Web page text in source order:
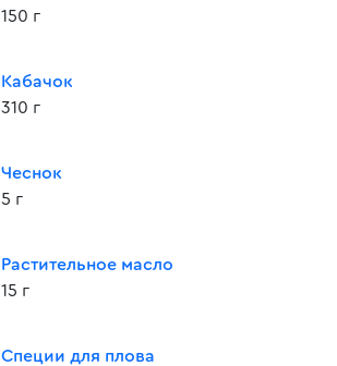
150 г
Кабачок
310 г
Чеснок
5 г
Растительное масло
15 г
Специи для плова